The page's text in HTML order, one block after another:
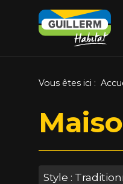
Vous êtes ici :
Style :